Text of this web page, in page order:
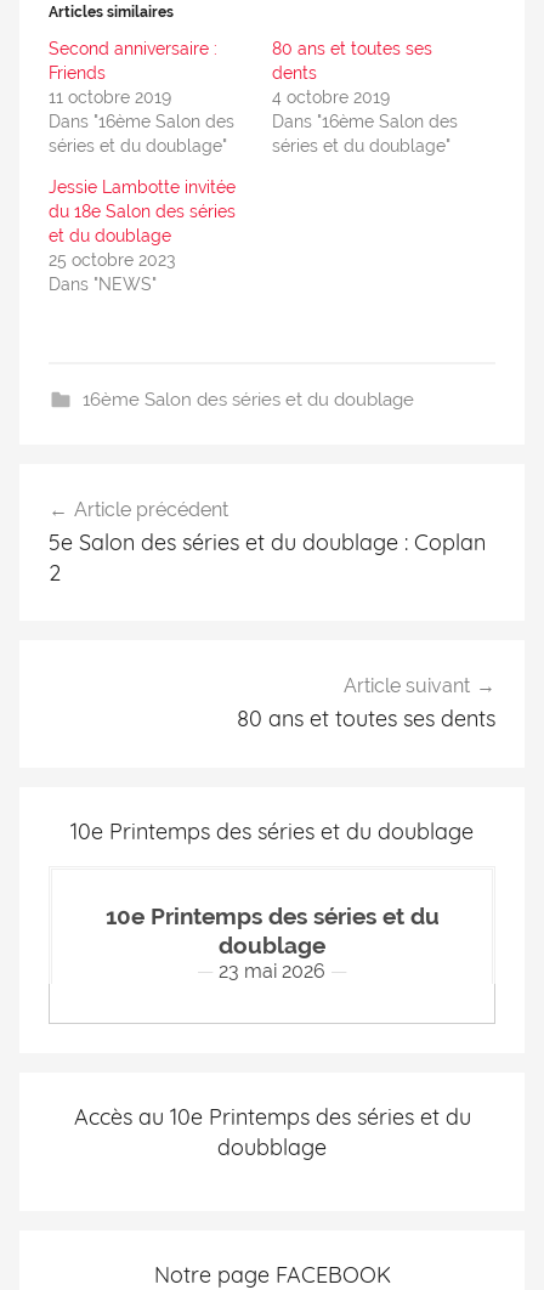
Articles similaires
Second anniversaire :
Friends
11 octobre 2019
Dans "16ème Salon des
séries et du doublage"
80 ans et toutes ses
dents
4 octobre 2019
Dans "16ème Salon des
séries et du doublage"
Jessie Lambotte invitée
du 18e Salon des séries
et du doublage
25 octobre 2023
Dans "NEWS"
16ème Salon des séries et du doublage
Article précédent
5e Salon des séries et du doublage : Coplan
2
Article suivant
80 ans et toutes ses dents
10e Printemps des séries et du doublage
10e Printemps des séries et du
doublage
23 mai 2026
Accès au 10e Printemps des séries et du
doubblage
Notre page FACEBOOK